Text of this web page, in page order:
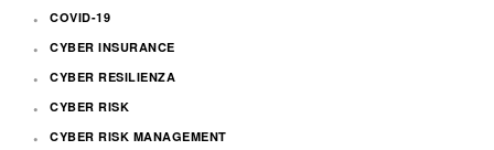
COVID-19
CYBER INSURANCE
CYBER RESILIENZA
CYBER RISK
CYBER RISK MANAGEMENT